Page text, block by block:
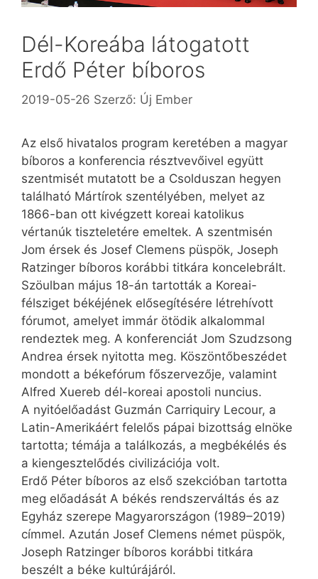
Dél-Koreába látogatott
Erdő Péter bíboros
2019-05-26 Szerző: Új Ember
Az első hivatalos program keretében a magyar
bíboros a konferencia résztvevőivel együtt
szentmisét mutatott be a Csolduszan hegyen
található Mártírok szentélyében, melyet az
1866-ban ott kivégzett koreai katolikus
vértanúk tiszteletére emeltek. A szentmisén
Jom érsek és Josef Clemens püspök, Joseph
Ratzinger bíboros korábbi titkára koncelebrált.
Szöulban május 18-án tartották a Koreai-
félsziget békéjének elősegítésére létrehívott
fórumot, amelyet immár ötödik alkalommal
rendeztek meg. A konferenciát Jom Szudzsong
Andrea érsek nyitotta meg. Köszöntőbeszédet
mondott a békefórum főszervezője, valamint
Alfred Xuereb dél-koreai apostoli nuncius.
A nyitóelőadást Guzmán Carriquiry Lecour, a
Latin-Amerikáért felelős pápai bizottság elnöke
tartotta; témája a találkozás, a megbékélés és
a kiengesztelődés civilizációja volt.
Erdő Péter bíboros az első szekcióban tartotta
meg előadását A békés rendszerváltás és az
Egyház szerepe Magyarországon (1989–2019)
címmel. Az­után Josef Clemens német püspök,
Joseph Ratzinger bíboros korábbi titkára
beszélt a béke kultúrájáról.